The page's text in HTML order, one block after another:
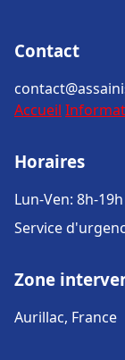
Contact
Accueil
Horaires
Lun-Ven: 8h-19h
Service
Zone
Aurillac, France